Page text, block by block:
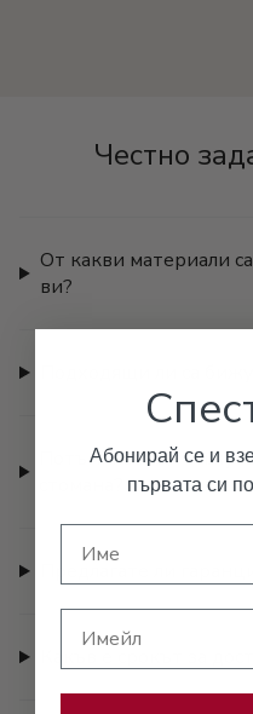
Честно
От какви материали
ви?
Подходящи ли са
Потъмняват ли
Абонирай се и
първата си